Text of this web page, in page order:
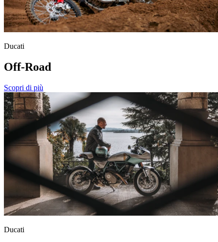
Ducati
Off-Road
Scopri di più
Ducati